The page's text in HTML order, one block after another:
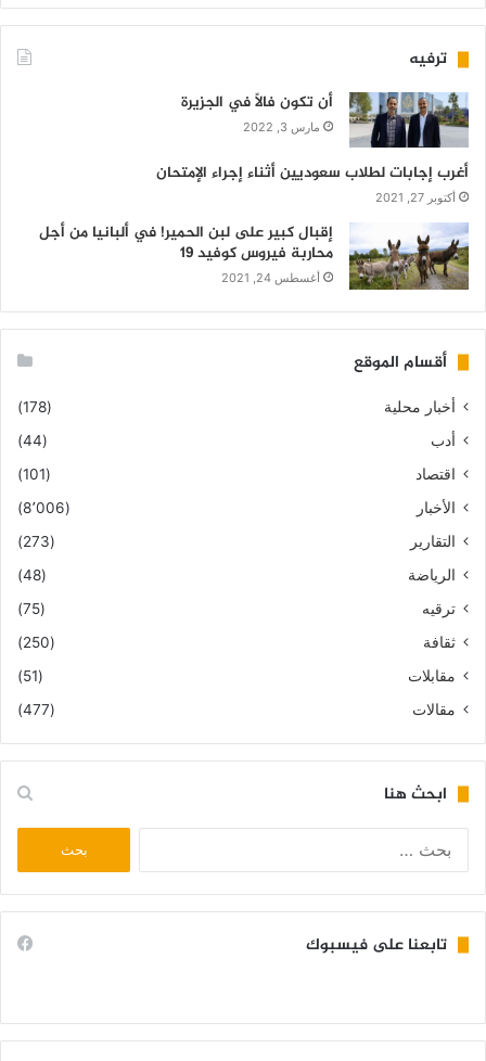
ترفيه
أن تكون فالاً في الجزيرة
مارس 3, 2022
أغرب إجابات لطلاب سعوديين أثناء إجراء الإمتحان
أكتوبر 27, 2021
إقبال كبير على لبن الحمير! في ألبانيا من أجل
محاربة فيروس كوفيد 19
أغسطس 24, 2021
أقسام الموقع
أخبار محلية
(178)
أدب
(44)
اقتصاد
(101)
الأخبار
(8٬006)
التقارير
(273)
الرياضة
(48)
ترقيه
(75)
ثقافة
(250)
مقابلات
(51)
مقالات
(477)
ابحث هنا
تابعنا على فيسبوك